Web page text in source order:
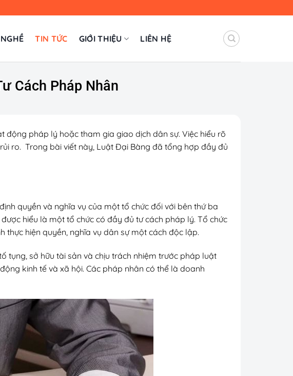
TIN TỨC GIỚI THIỆU LIÊN HỆ
Cách Pháp Nhân
pháp lý hoặc tham gia giao dịch dân sự. Việc hiểu rõ
ro. Trong bài viết này, Luật Đại Bàng đã tổng hợp đầy đủ
quyền và nghĩa vụ của một tổ chức đối với bên thứ ba
hiểu là một tổ chức có đầy đủ tư cách pháp lý. Tổ chức
hiện quyền, nghĩa vụ dân sự một cách độc lập.
tụng, sở hữu tài sản và chịu trách nhiệm trước pháp luật
kinh tế và xã hội. Các pháp nhân có thể là doanh